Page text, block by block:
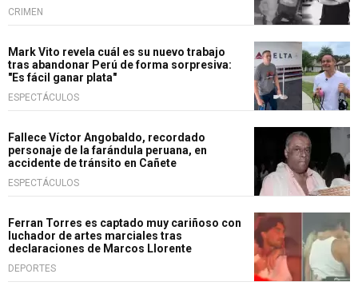
CRIMEN
Mark Vito revela cuál es su nuevo trabajo
tras abandonar Perú de forma sorpresiva:
"Es fácil ganar plata"
ESPECTÁCULOS
Fallece Víctor Angobaldo, recordado
personaje de la farándula peruana, en
accidente de tránsito en Cañete
ESPECTÁCULOS
Ferran Torres es captado muy cariñoso con
luchador de artes marciales tras
declaraciones de Marcos Llorente
DEPORTES